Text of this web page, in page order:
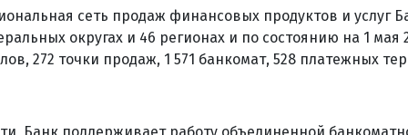
сеть продаж финансовых продуктов и услуг
округах и 46 регионах и по состоянию на 1 мая
272 точки продаж, 1 571 банкомат, 528 платежных